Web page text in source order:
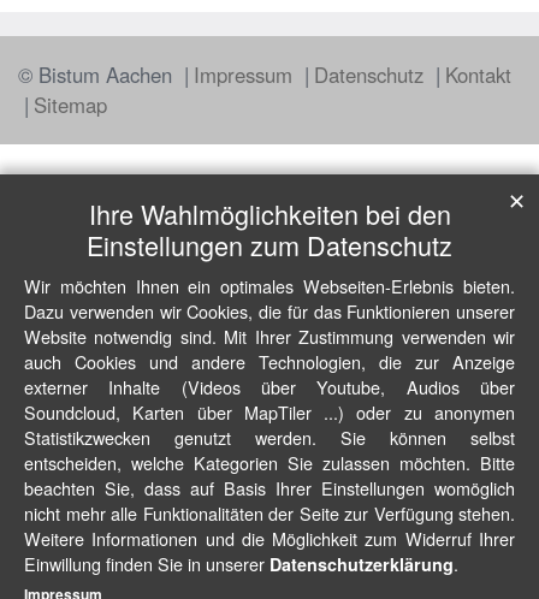
© Bistum Aachen Impressum Datenschutz
Kontakt
Sitemap
Ihre Wahlmöglichkeiten bei den
Einstellungen zum Datenschutz
Wir möchten Ihnen ein optimales Webseiten-Erlebnis bieten.
Dazu verwenden wir Cookies, die für das Funktionieren unserer
Website notwendig sind. Mit Ihrer Zustimmung verwenden wir
auch Cookies und andere Technologien, die zur Anzeige
externer Inhalte (Videos über Youtube, Audios über
Soundcloud, Karten über MapTiler ...) oder zu anonymen
Statistikzwecken genutzt werden. Sie können selbst
entscheiden, welche Kategorien Sie zulassen möchten. Bitte
beachten Sie, dass auf Basis Ihrer Einstellungen womöglich
nicht mehr alle Funktionalitäten der Seite zur Verfügung stehen.
Weitere Informationen und die Möglichkeit zum Widerruf Ihrer
Einwillung finden Sie in unserer Datenschutzerklärung.
✕
Impressum